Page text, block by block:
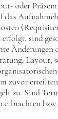
oder
sind
Änderungen
zuvor
zu. Sind